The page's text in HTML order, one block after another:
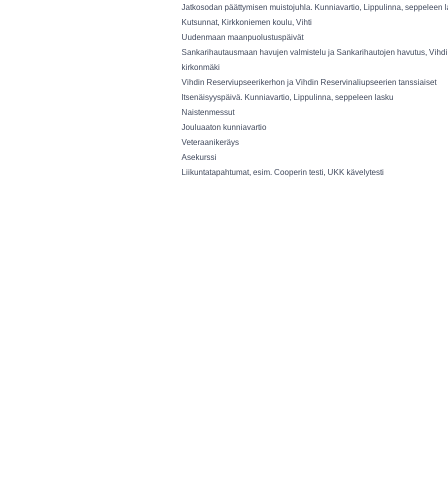
Jatkosodan päättymisen muistojuhla. Kunniavartio, Lippulinna, seppeleen
Kutsunnat, Kirkkoniemen koulu, Vihti
Uudenmaan maanpuolustuspäivät
Sankarihautausmaan havujen valmistelu ja Sankarihautojen havutus,
kirkonmäki
Vihdin Reserviupseerikerhon ja Vihdin Reservinaliupseerien tanssiaiset
Itsenäisyyspäivä. Kunniavartio, Lippulinna, seppeleen lasku
Naistenmessut
Jouluaaton kunniavartio
Veteraanikeräys
Asekurssi
Liikuntatapahtumat, esim. Cooperin testi, UKK kävelytesti